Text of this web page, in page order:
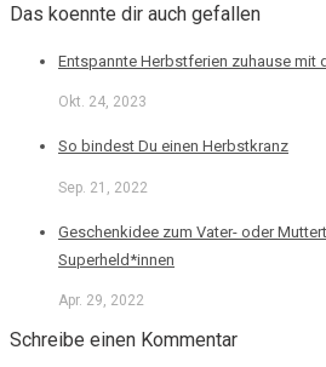
Das koennte dir auch gefallen
Entspannte Herbstferien zuhause mit
Okt. 24, 2023
So bindest Du einen Herbstkranz
Sep. 21, 2022
Geschenkidee zum Vater- oder
Superheld*innen
Apr. 29, 2022
Schreibe einen Kommentar